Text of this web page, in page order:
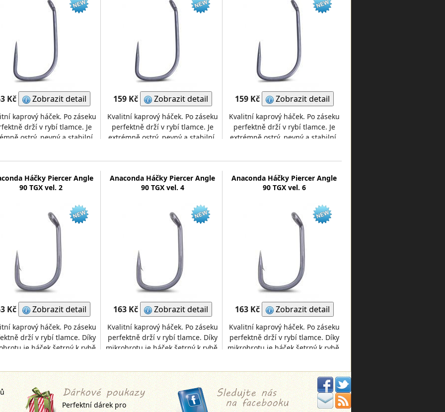
Kč Zobrazit detail
kaprový háček. Po záseku
drží v rybí tlamce. Je
ostrý, pevný a stabilní.
159 Kč Zobrazit detail
Kvalitní kaprový háček. Po záseku
perfektně drží v rybí tlamce. Je
extrémně ostrý, pevný a stabilní.
159 Kč Zobrazit detail
Kvalitní kaprový háček. Po záseku
perfektně drží v rybí tlamce. Je
extrémně ostrý, pevný a stabilní.
Háčky Piercer Angle
90 TGX vel. 2
Kč Zobrazit detail
kaprový háček. Po záseku
drží v rybí tlamce. Díky
je háček šetrný k rybě.
Anaconda Háčky Piercer Angle
90 TGX vel. 4
163 Kč Zobrazit detail
Kvalitní kaprový háček. Po záseku
perfektně drží v rybí tlamce. Díky
mikrohrotu je háček šetrný k rybě.
Anaconda Háčky Piercer Angle
90 TGX vel. 6
163 Kč Zobrazit detail
Kvalitní kaprový háček. Po záseku
perfektně drží v rybí tlamce. Díky
mikrohrotu je háček šetrný k rybě.
Perfektní dárek pro